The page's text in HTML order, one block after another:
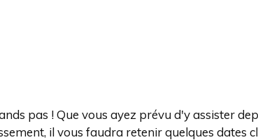
pas ! Que vous ayez prévu d'y assister
il vous faudra retenir quelques dates